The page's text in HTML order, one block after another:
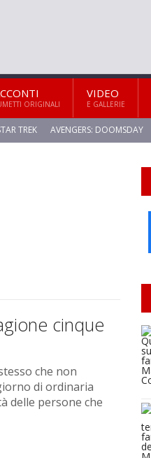
ORIGINALI
VIDEO
E GALLERIE
TREK AVENGERS: DOOMSDAY
cinque
che non
di ordinaria
delle persone che